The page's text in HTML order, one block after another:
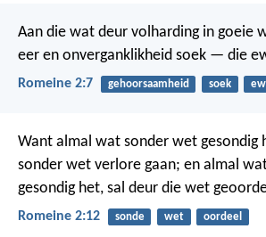
Aan die wat deur volharding in goeie
eer en onverganklikheid soek — die
Romeine 2:7 gehoorsaamheid soek
Want almal wat sonder wet gesondig
sonder wet verlore gaan; en almal
gesondig het, sal deur die wet
Romeine 2:12 sonde wet oordeel